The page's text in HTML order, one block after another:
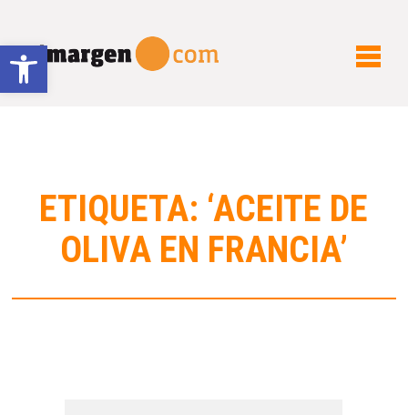
Abrir barra de herramientas
ETIQUETA: ‘ACEITE DE
OLIVA EN FRANCIA’